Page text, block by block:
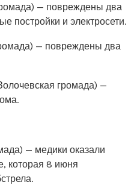
— повреждены два
постройки и электросети.
— повреждены два
громада) —
— медики оказали
которая 8 июня